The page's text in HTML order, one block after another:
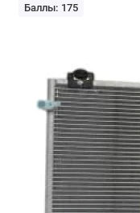
Баллы: 175